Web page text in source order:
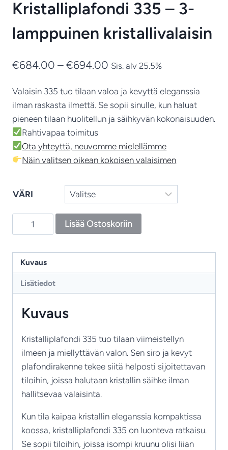
Kristalliplafondi 335 – 3-
lamppuinen kristallivalaisin
€684.00 – €694.00 Hintaluokka:
-
€694.00
Sis. alv 25.5%
Valaisin 335 tuo tilaan valoa ja kevyttä eleganssia
ilman raskasta ilmettä. Se sopii sinulle, kun haluat
pieneen tilaan huolitellun ja säihkyvän kokonaisuuden.
Rahtivapaa toimitus
Ota yhteyttä, neuvomme mielellämme
Näin valitsen oikean kokoisen valaisimen
VÄRI
Kristalliplafondi
335
lamppuinen
kristallivalaisin
Lisää Ostoskoriin
Kuvaus
Lisätiedot
Kuvaus
Kristalliplafondi 335 tuo tilaan viimeistellyn
ilmeen ja miellyttävän valon. Sen siro ja kevyt
plafondirakenne tekee siitä helposti sijoitettavan
tiloihin, joissa halutaan kristallin säihke ilman
hallitsevaa valaisinta.
Kun tila kaipaa kristallin eleganssia kompaktissa
koossa, kristalliplafondi 335 on luonteva ratkaisu.
Se sopii tiloihin, joissa isompi kruunu olisi liian